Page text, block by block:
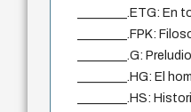
________.ETG: En
________.FPK:
________.G:
________.HG: El
________.HS: